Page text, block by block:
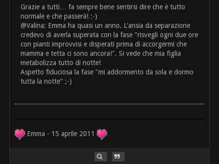
Grazie a tutti… fa sempre bene sentirsi dire che è tutto
normale e che passerà! :-)
@Valina: Emma ha quasi un anno. L'ansia da separazione
credevo di averla superata con la fase "risvegli ogni due ore
con pianti improvvisi e disperati prima di accorgermi che
mamma e tetta ci sono ancora!". Si vede che mia figlia
metabolizza tutto di notte!
Aspetto fiduciosa la fase "mi addormento da sola e dormo
tutta la notte" ;-)
Emma - 15 aprile 2011